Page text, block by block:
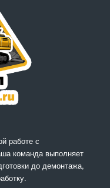
работе с
команда выполняет
до демонтажа,